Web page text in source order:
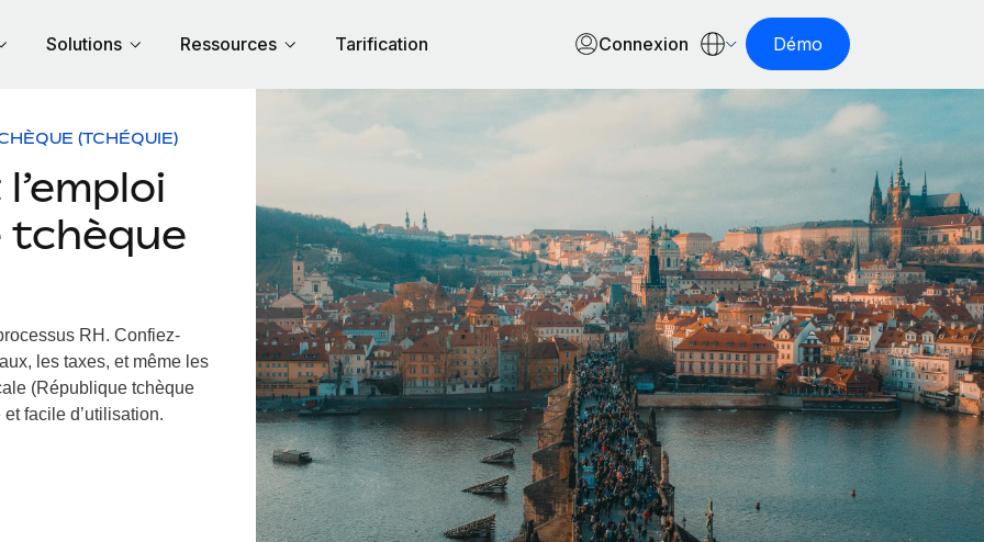
Solutions Ressources Tarification Connexion Démo
(TCHÉQUIE)
tchèque
RH. Confiez-
les taxes, et même les
(République tchèque
facile d’utilisation.